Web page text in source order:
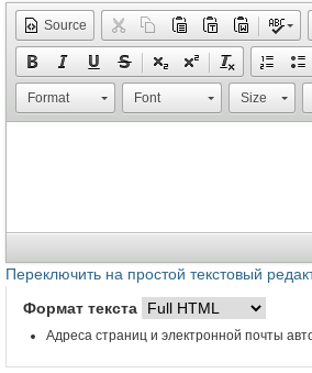
Source
Format Font Size
Переключить на простой текстовый
Формат текста
Адреса страниц и электронной почты